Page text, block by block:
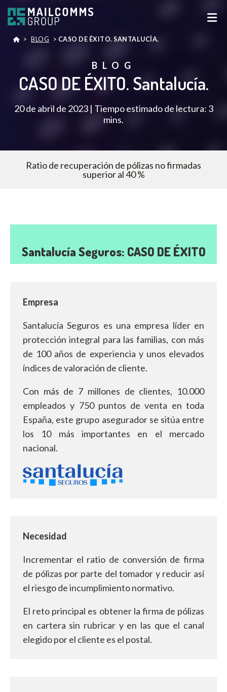
> BLOG > CASO DE ÉXITO. SANTALUCÍA.
BLOG
CASO DE ÉXITO. Santalucía.
20 de abril de 2023 | Tiempo estimado de lectura: 3
mins.
Ratio de recuperación de pólizas no firmadas
superior al 40 %
Santalucía Seguros: CASO DE ÉXITO
Empresa
Santalucía Seguros es una empresa líder en
protección integral para las familias, con más
de 100 años de experiencia y unos elevados
índices de valoración de cliente.
Con más de 7 millones de clientes, 10.000
empleados y 750 puntos de venta en toda
España, este grupo asegurador se sitúa entre
los 10 más importantes en el mercado
nacional.
Necesidad
Incrementar el ratio de conversión de firma
de pólizas por parte del tomador y reducir así
el riesgo de incumplimiento normativo.
El reto principal es obtener la firma de pólizas
en cartera sin rubricar y en las que el canal
elegido por el cliente es el postal.